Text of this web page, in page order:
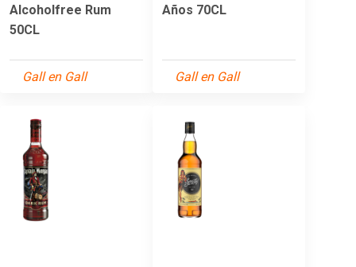
Alcoholfree Rum
50CL
Gall en Gall
Años 70CL
Gall en Gall